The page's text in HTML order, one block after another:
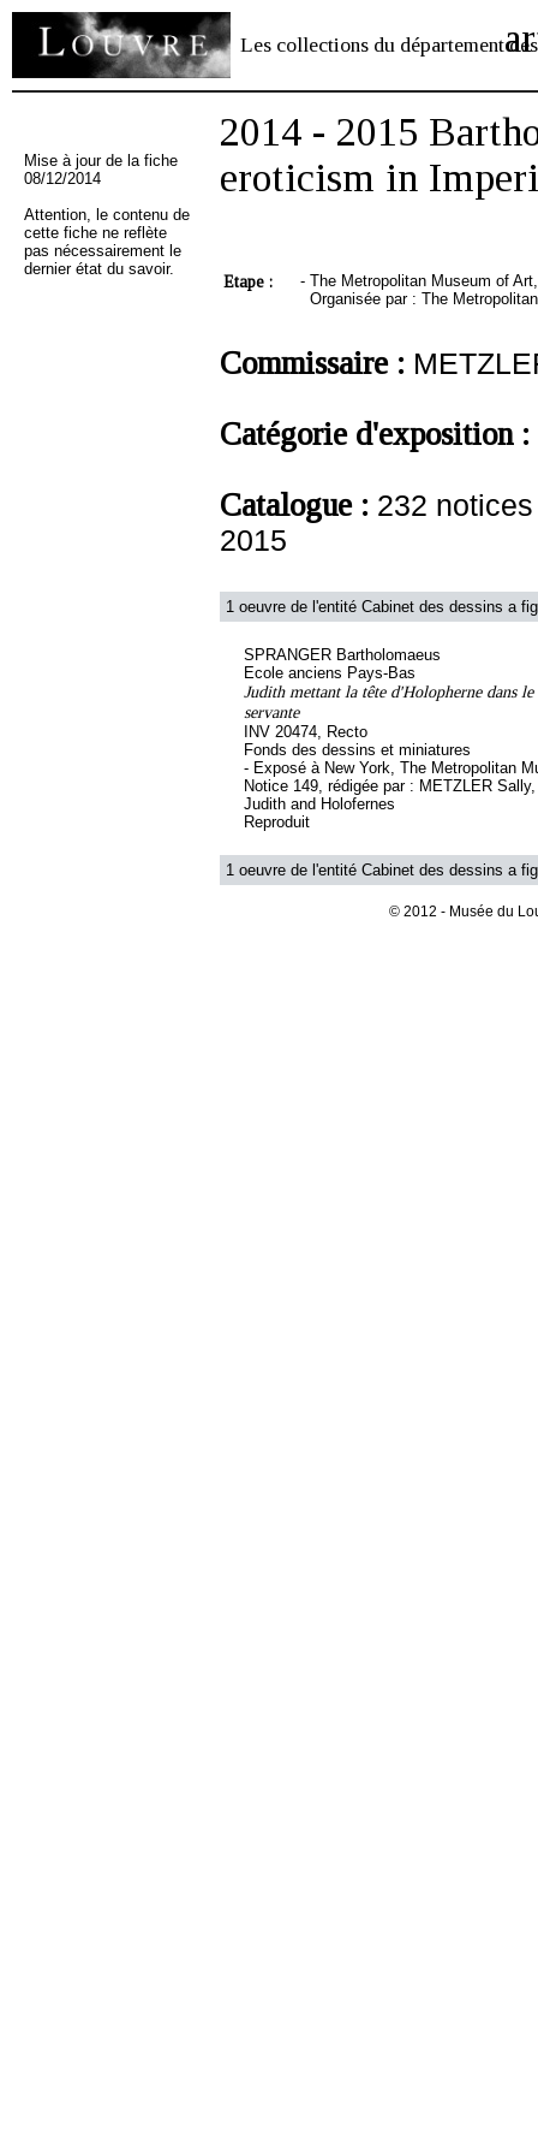
Les collections du département des
Mise à jour de la fiche
08/12/2014
Attention, le contenu de
cette fiche ne reflète
pas nécessairement le
dernier état du savoir.
2014 - 2015
eroticism in
Etape : - The Metropolitan Museum of
Organisée par : The
Commissaire :
Catégorie d'exposition :
Catalogue : 232
2015
1 oeuvre de l'entité Cabinet des dessins a
SPRANGER Bartholomaeus
Ecole anciens Pays-Bas
Judith mettant la tête d'Holopherne dans le
servante
INV 20474, Recto
Fonds des dessins et miniatures
- Exposé à New York, The Metropolitan
Notice 149, rédigée par : METZLER
Judith and Holofernes
Reproduit
1 oeuvre de l'entité Cabinet des dessins a
© 2012 - Musée du